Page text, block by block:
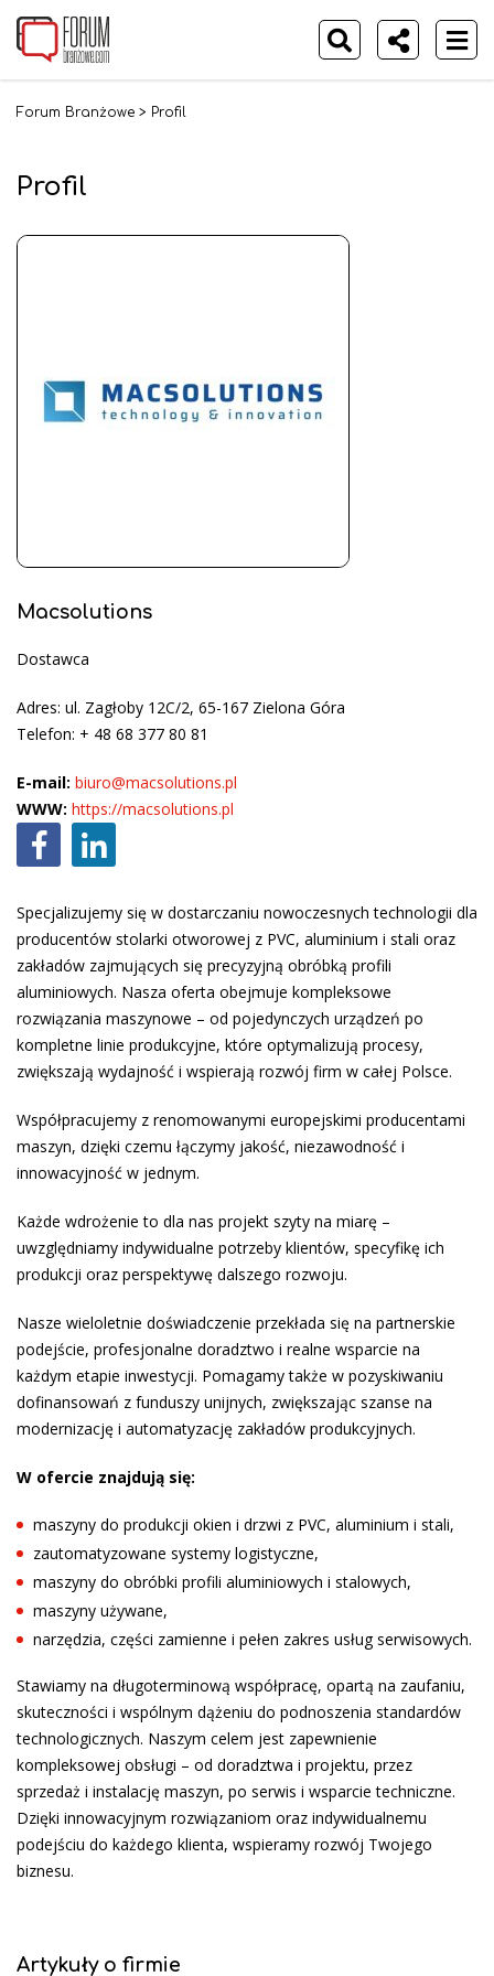
Forum Branżowe > Profil
Profil
Macsolutions
Dostawca
Adres: ul. Zagłoby 12C/2, 65-167 Zielona Góra
Telefon: + 48 68 377 80 81
E-mail: biuro@macsolutions.pl
WWW: https://macsolutions.pl
Specjalizujemy się w dostarczaniu nowoczesnych technologii dla
producentów stolarki otworowej z PVC, aluminium i stali oraz
zakładów zajmujących się precyzyjną obróbką profili
aluminiowych. Nasza oferta obejmuje kompleksowe
rozwiązania maszynowe – od pojedynczych urządzeń po
kompletne linie produkcyjne, które optymalizują procesy,
zwiększają wydajność i wspierają rozwój firm w całej Polsce.
Współpracujemy z renomowanymi europejskimi producentami
maszyn, dzięki czemu łączymy jakość, niezawodność i
innowacyjność w jednym.
Każde wdrożenie to dla nas projekt szyty na miarę –
uwzględniamy indywidualne potrzeby klientów, specyfikę ich
produkcji oraz perspektywę dalszego rozwoju.
Nasze wieloletnie doświadczenie przekłada się na partnerskie
podejście, profesjonalne doradztwo i realne wsparcie na
każdym etapie inwestycji. Pomagamy także w pozyskiwaniu
dofinansowań z funduszy unijnych, zwiększając szanse na
modernizację i automatyzację zakładów produkcyjnych.
W ofercie znajdują się:
maszyny do produkcji okien i drzwi z PVC, aluminium i stali,
zautomatyzowane systemy logistyczne,
maszyny do obróbki profili aluminiowych i stalowych,
maszyny używane,
narzędzia, części zamienne i pełen zakres usług serwisowych.
Stawiamy na długoterminową współpracę, opartą na zaufaniu,
skuteczności i wspólnym dążeniu do podnoszenia standardów
technologicznych. Naszym celem jest zapewnienie
kompleksowej obsługi – od doradztwa i projektu, przez
sprzedaż i instalację maszyn, po serwis i wsparcie techniczne.
Dzięki innowacyjnym rozwiązaniom oraz indywidualnemu
podejściu do każdego klienta, wspieramy rozwój Twojego
biznesu.
Artykuły o firmie